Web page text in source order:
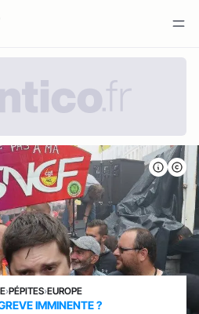
›PÉPITES›EUROPE
IMMINENTE ?